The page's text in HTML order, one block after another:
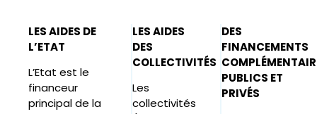
LES AIDES DE
L’ETAT
L’Etat est le
financeur
principal de la
LES AIDES
DES
COLLECTIVITÉS
Les
collectivités
DES
FINANCEMENTS
PUBLICS ET
PRIVÉS